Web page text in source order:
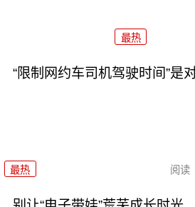
最热
“限制网约车司机驾驶时间”是
最热 阅读